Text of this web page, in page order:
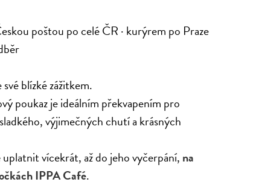
poštou po celé ČR · kurýrem po Praze
blízké zážitkem.
poukaz je ideálním překvapením pro
výjimečných chutí a krásných
uplatnit vícekrát, až do jeho vyčerpání,na
IPPA Café.